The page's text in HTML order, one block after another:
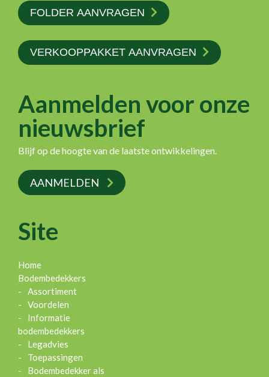
FOLDER AANVRAGEN
VERKOOPPAKKET AANVRAGEN
Site
Home
Bodembedekkers
Assortiment
Voordelen
Informatie
bodembedekkers
Legadvies
Toepassingen
Bodembedekker als
Aanmelden voor onze
nieuwsbrief
Blijf op de hoogte van de laatste ontwikkelingen.
AANMELDEN